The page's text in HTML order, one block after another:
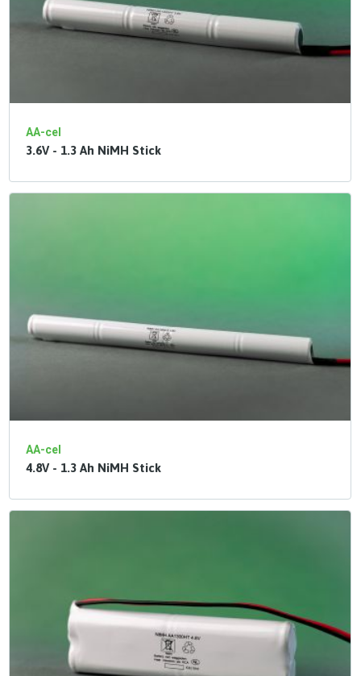
AA-cel
3.6V - 1.3 Ah NiMH Stick
AA-cel
4.8V - 1.3 Ah NiMH Stick